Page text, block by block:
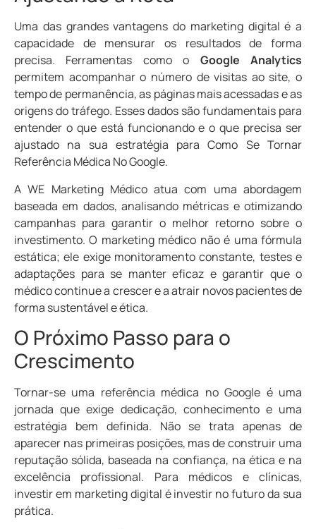
Uma das grandes vantagens do marketing digital é a
capacidade de mensurar os resultados de forma
precisa. Ferramentas como o Google Analytics
permitem acompanhar o número de visitas ao site, o
tempo de permanência, as páginas mais acessadas e as
origens do tráfego. Esses dados são fundamentais para
entender o que está funcionando e o que precisa ser
ajustado na sua estratégia para Como Se Tornar
Referência Médica No Google.
A WE Marketing Médico atua com uma abordagem
baseada em dados, analisando métricas e otimizando
campanhas para garantir o melhor retorno sobre o
investimento. O marketing médico não é uma fórmula
estática; ele exige monitoramento constante, testes e
adaptações para se manter eficaz e garantir que o
médico continue a crescer e a atrair novos pacientes de
forma sustentável e ética.
O Próximo Passo para o
Crescimento
Tornar-se uma referência médica no Google é uma
jornada que exige dedicação, conhecimento e uma
estratégia bem definida. Não se trata apenas de
aparecer nas primeiras posições, mas de construir uma
reputação sólida, baseada na confiança, na ética e na
excelência profissional. Para médicos e clínicas,
investir em marketing digital é investir no futuro da sua
prática.